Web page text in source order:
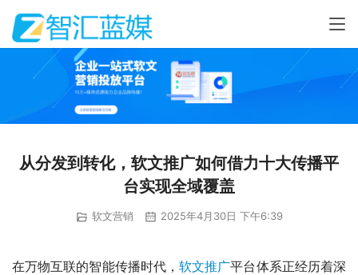
从分发到转化，软文推广如何借力十大传播平
台实现全域覆盖
软文营销 2025年4月30日 下午6:39
在万物互联的智能传播时代，软文推广平台体系正经历着深